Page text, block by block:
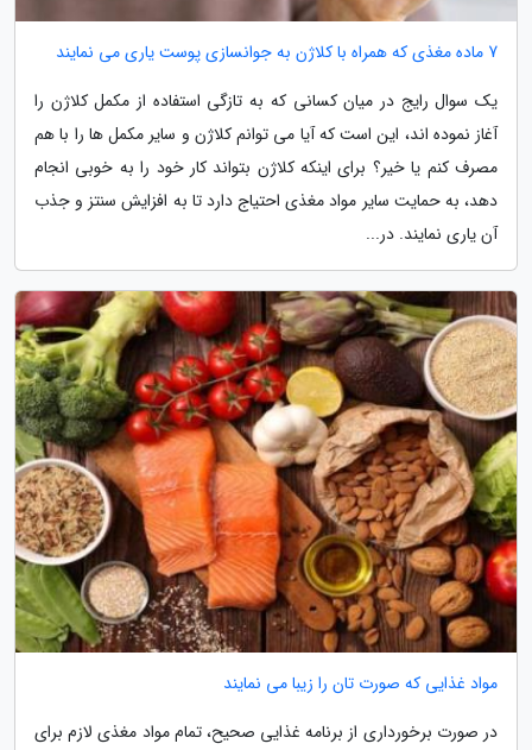
7 ماده مغذی که همراه با کلاژن به جوانسازی پوست یاری می نمایند
یک سوال رایج در میان کسانی که به تازگی استفاده از مکمل کلاژن را
آغاز نموده اند، این است که آیا می توانم کلاژن و سایر مکمل ها را با هم
مصرف کنم یا خیر؟ برای اینکه کلاژن بتواند کار خود را به خوبی انجام
دهد، به حمایت سایر مواد مغذی احتیاج دارد تا به افزایش سنتز و جذب
آن یاری نمایند. در...
مواد غذایی که صورت تان را زیبا می نمایند
در صورت برخورداری از برنامه غذایی صحیح، تمام مواد مغذی لازم برای